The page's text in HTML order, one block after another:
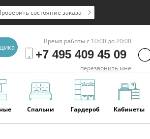
состояние заказа
Время работы с 10:00 до 20:00
+7 495 409 45 09
перезвонить мне
Спальни Гардероб Кабинеты